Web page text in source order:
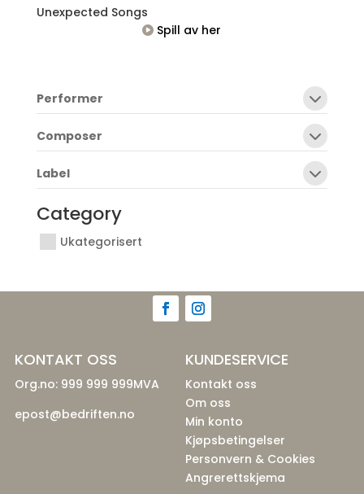
Unexpected Songs
Spill av her
Performer
Composer
Label
Category
Ukategorisert
KONTAKT OSS
Org.no: 999 999 999MVA
epost@bedriften.no
KUNDESERVICE
Kontakt oss
Om oss
Min konto
Kjøpsbetingelser
Personvern & Cookies
Angrerettskjema